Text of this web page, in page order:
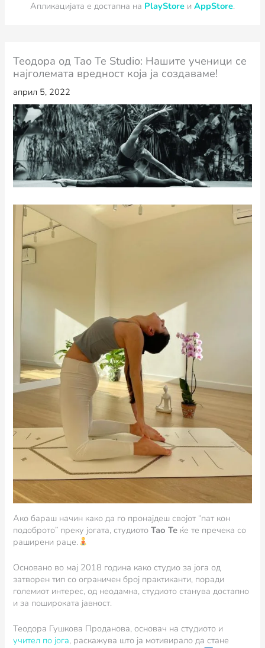
Апликацијата е достапна на PlayStore и AppStore.
Теодора од Tao Te Studio: Нашите ученици се
најголемата вредност која ја создаваме!
април 5, 2022
Ако бараш начин како да го пронајдеш својот “пат кон
подоброто” преку јогата, студиотоТао Те ќе те пречека со
раширени раце.
Основано во мај 2018 година како студио за јога од
затворен тип со ограничен број практиканти, поради
големиот интерес, од неодамна, студиото станува достапно
и за пошироката јавност.
Теодора Гушкова Проданова, oсновач на студиото и
учител по јога, раскажува што ја мотивирало да стане